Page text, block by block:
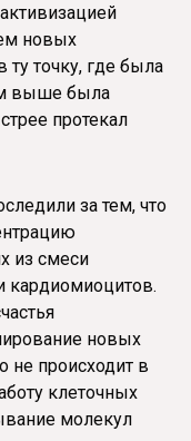
новых
точку, где была
выше была
протекал
за тем, что
из смеси
кардиомиоцитов.
новых
не происходит в
клеточных
молекул